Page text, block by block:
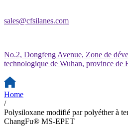
sales@cfsilanes.com
No.2, Dongfeng Avenue, Zone de
technologique de Wuhan, province de
Home
/
Polysiloxane modifié par polyéther à
ChangFu® MS-EPET